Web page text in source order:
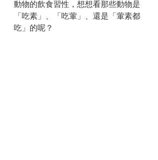
動物的飲食習性，想想看那些動物是
「吃素」、「吃葷」、還是「葷素都
吃」的呢？